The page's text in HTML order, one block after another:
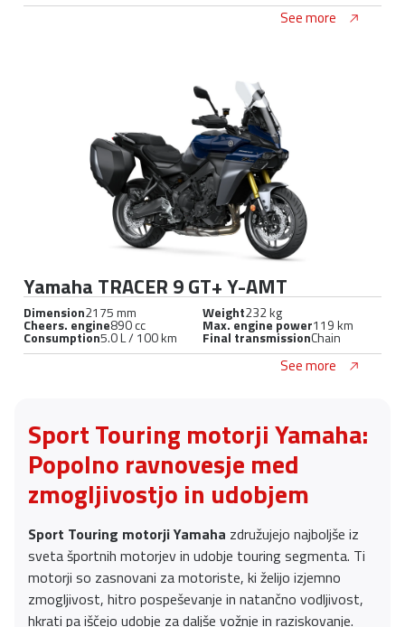
See more
Yamaha TRACER 9 GT+ Y-AMT
Dimension2175 mm Weight232 kg
Cheers. engine890 cc Max. engine power119 km
Consumption5.0 L / 100 km Final transmissionChain
See more
Sport Touring motorji Yamaha:
Popolno ravnovesje med
zmogljivostjo in udobjem
Sport Touring motorji Yamaha združujejo najboljše iz
sveta športnih motorjev in udobje touring segmenta. Ti
motorji so zasnovani za motoriste, ki želijo izjemno
zmogljivost, hitro pospeševanje in natančno vodljivost,
hkrati pa iščejo udobje za daljše vožnje in raziskovanje.